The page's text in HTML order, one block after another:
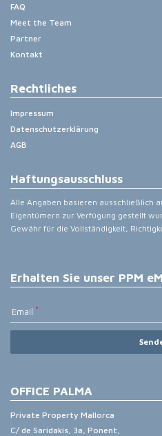
FAQ
Meet the Team
Partner
Kontakt
Rechtliches
Impressum
Datenschutzerklärung
AGB
Haftungsausschluss
Alle Angaben basieren ausschließlich
Eigentümern zur Verfügung gestellt
Gewähr für die Vollständigkeit,
Erhalten Sie unser PPM
Email
OFFICE PALMA
Private Property Mallorca
C/ de Saridakis, 3a, Ponent,